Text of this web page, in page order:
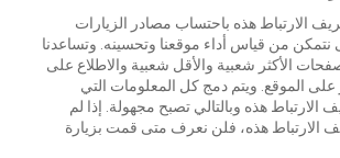
الارتباط هذه باحتساب مصادر الزيارات
من قياس أداء موقعنا وتحسينه. وتساعدنا
الأكثر شعبية والأقل شعبية والاطلاع على
على الموقع. ويتم دمج كل المعلومات التي
الارتباط هذه وبالتالي تصبح مجهولة. إذا لم
الارتباط هذه، فلن نعرف متى قمت بزيارة